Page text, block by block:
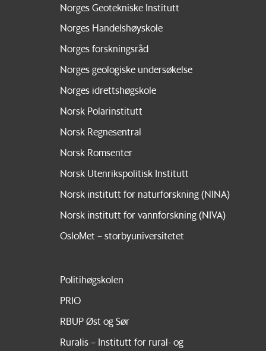
Norges Geotekniske Institutt
Norges Handelshøyskole
Norges forskningsråd
Norges geologiske undersøkelse
Norges idrettshøgskole
Norsk Polarinstitutt
Norsk Regnesentral
Norsk Romsenter
Norsk Utenrikspolitisk Institutt
Norsk institutt for naturforskning (NINA)
Norsk institutt for vannforskning (NIVA)
OsloMet – storbyuniversitetet
Politihøgskolen
PRIO
RBUP Øst og Sør
Ruralis – Institutt for rural- og